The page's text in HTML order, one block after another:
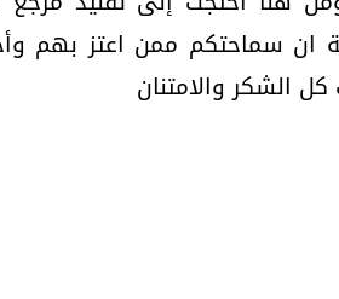
ان سماحتكم ممن اعتز بهم
الشكر والامتنان